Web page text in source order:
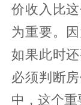
价收入比
为重要。
如果此时
必须判断
中，这个重